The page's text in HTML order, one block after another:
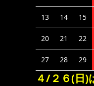
13 14 15
20 21 22
27 28 29
４/２６(日)